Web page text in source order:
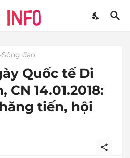
đạo
Quốc tế Di
CN 14.01.2018:
tiến, hội